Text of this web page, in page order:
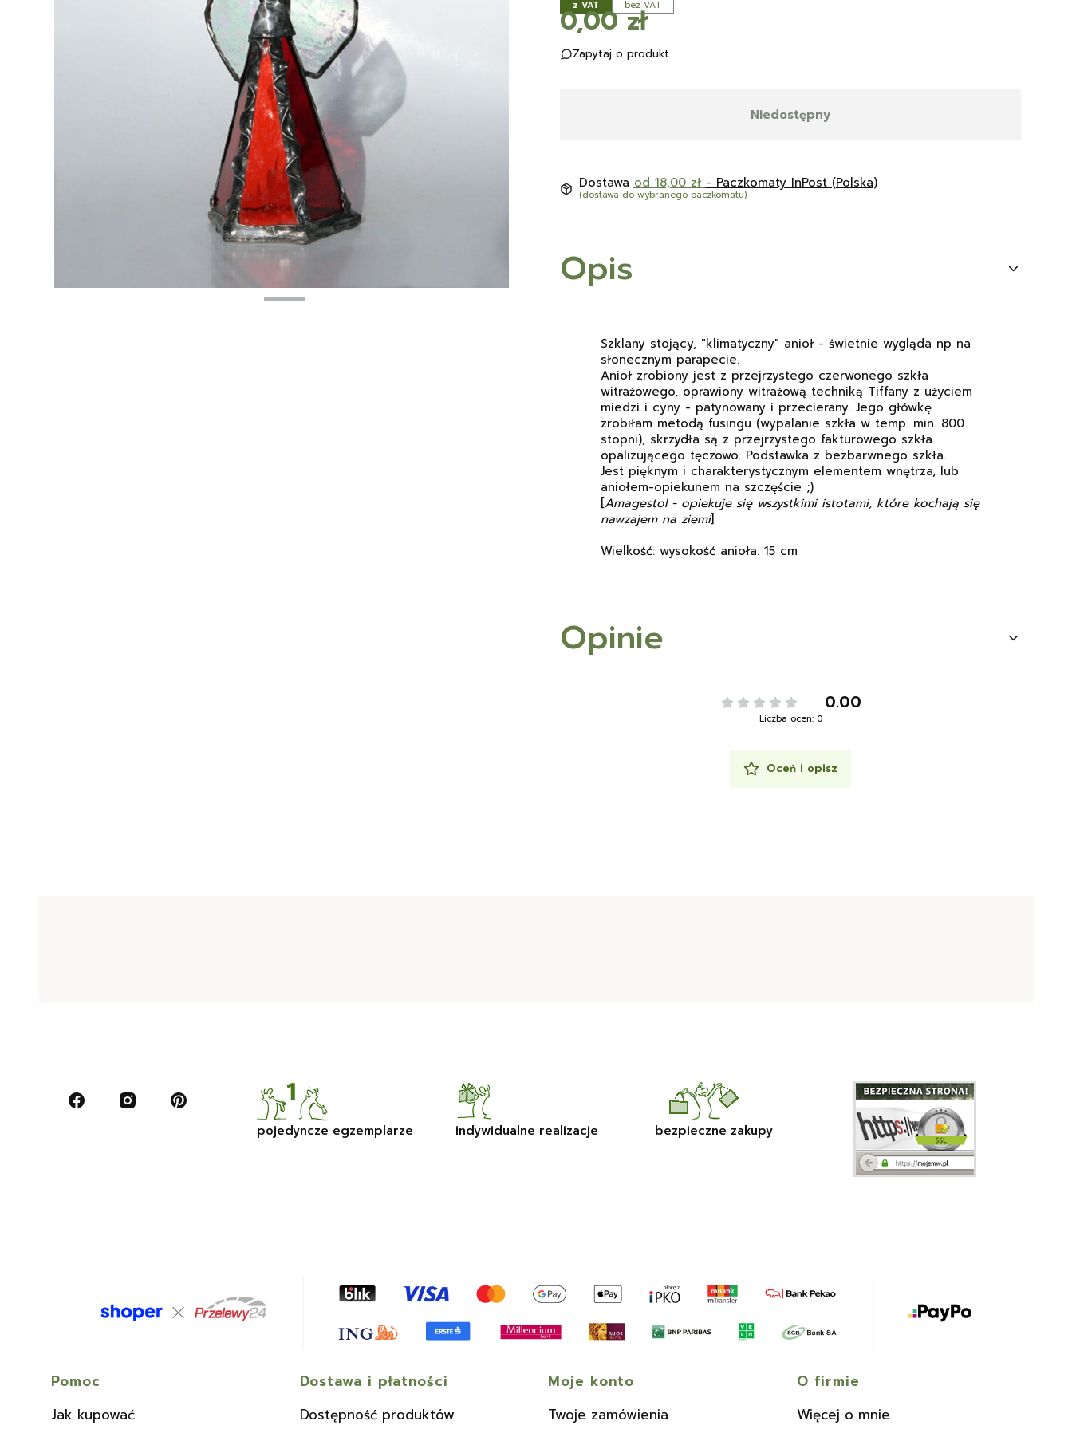
z VAT bez VAT
Cena
0,00 zł
Zapytaj o produkt
Niedostępny
Dostawa od 18,00 zł - Paczkomaty InPost (Polska)
(dostawa do wybranego paczkomatu)
Opis
Szklany stojący, "klimatyczny" anioł - świetnie wygląda np na
słonecznym parapecie.
Anioł zrobiony jest z przejrzystego czerwonego szkła
witrażowego, oprawiony witrażową techniką Tiffany z użyciem
miedzi i cyny - patynowany i przecierany. Jego główkę
zrobiłam metodą fusingu (wypalanie szkła w temp. min. 800
stopni), skrzydła są z przejrzystego fakturowego szkła
opalizującego tęczowo. Podstawka z bezbarwnego szkła.
Jest pięknym i charakterystycznym elementem wnętrza, lub
aniołem-opiekunem na szczęście ;)
[Amagestol - opiekuje się wszystkimi istotami, które kochają się
nawzajem na ziemi]
Wielkość: wysokość anioła: 15 cm
Opinie
0.00
Liczba ocen: 0
Oceń i opisz
pojedyncze egzemplarze indywidualne realizacje bezpieczne zakupy
Linki w stopce
Pomoc
Jak kupować
Dostawa i płatności
Dostępność produktów
Moje konto
Twoje zamówienia
O firmie
Więcej o mnie